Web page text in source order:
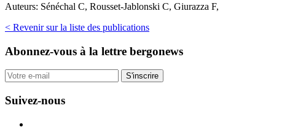
Auteurs: Sénéchal C, Rousset-Jablonski C, Giurazza F,
< Revenir sur la liste des publications
Abonnez-vous à la lettre bergonews
S'inscrire
Suivez-nous